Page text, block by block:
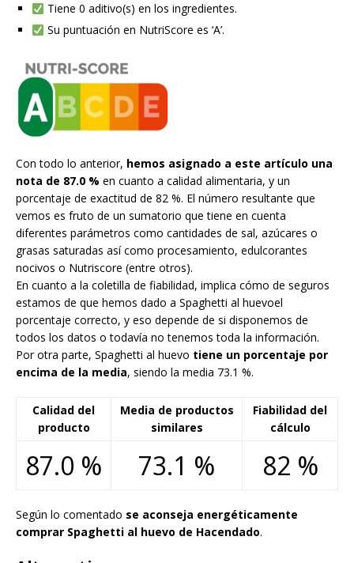
Tiene 0 aditivo(s) en los ingredientes.
Su puntuación en NutriScore es ‘A’.
Con todo lo anterior, hemos asignado a este artículo una
nota de 87.0 % en cuanto a calidad alimentaria, y un
porcentaje de exactitud de 82 %. El número resultante que
vemos es fruto de un sumatorio que tiene en cuenta
diferentes parámetros como cantidades de sal, azúcares o
grasas saturadas así como procesamiento, edulcorantes
nocivos o Nutriscore (entre otros).
En cuanto a la coletilla de fiabilidad, implica cómo de seguros
estamos de que hemos dado a Spaghetti al huevoel
porcentaje correcto, y eso depende de si disponemos de
todos los datos o todavía no tenemos toda la información.
Por otra parte, Spaghetti al huevo tiene un porcentaje por
encima de la media, siendo la media 73.1 %.
Calidad del
producto
Media de productos
similares
Fiabilidad del
cálculo
87.0 % 73.1 % 82 %
Según lo comentado se aconseja energéticamente
comprar Spaghetti al huevo de Hacendado.